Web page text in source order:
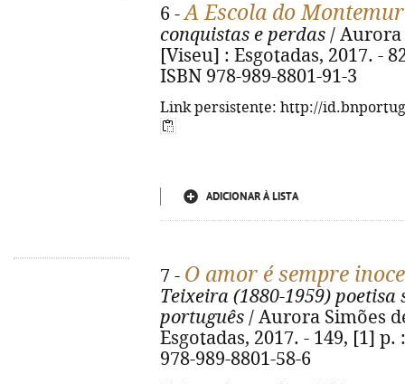
6 -A Escola do
conquistas e perdas / Aurora
[Viseu] : Esgotadas, 2017. -
ISBN 978-989-8801-91-3
Link persistente: http://
ADICIONAR À LISTA
7 - O amor é sempre
Teixeira (1880-1959)
português / Aurora Simões
Esgotadas, 2017. - 149, [1]
978-989-8801-58-6